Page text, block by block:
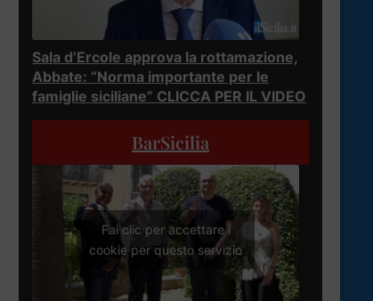
Sala d’Ercole approva la rottamazione,
Abbate: “Norma importante per le
famiglie siciliane” CLICCA PER IL VIDEO
BarSicilia
Fai clic per accettare i
cookie per questo servizio